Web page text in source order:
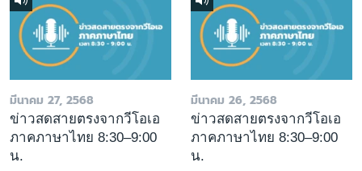
มีนาคม 27, 2568
ข่าวสดสายตรงจากวีโอเอ
ภาคภาษาไทย 8:30–9:00
น.
มีนาคม 26, 2568
ข่าวสดสายตรงจากวีโอเอ
ภาคภาษาไทย 8:30–9:00
น.